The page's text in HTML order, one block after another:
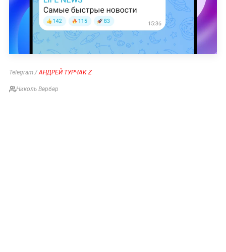
Telegram /АНДРЕЙ ТУРЧАК Z
Николь Вербер